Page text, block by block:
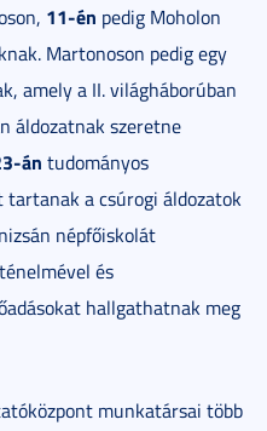
11-én pedig Moholon
Martonoson pedig egy
amely a II. világháborúban
áldozatnak szeretne
án tudományos
tartanak a csúrogi áldozatok
népfőiskolát
és
hallgathatnak meg
munkatársai több